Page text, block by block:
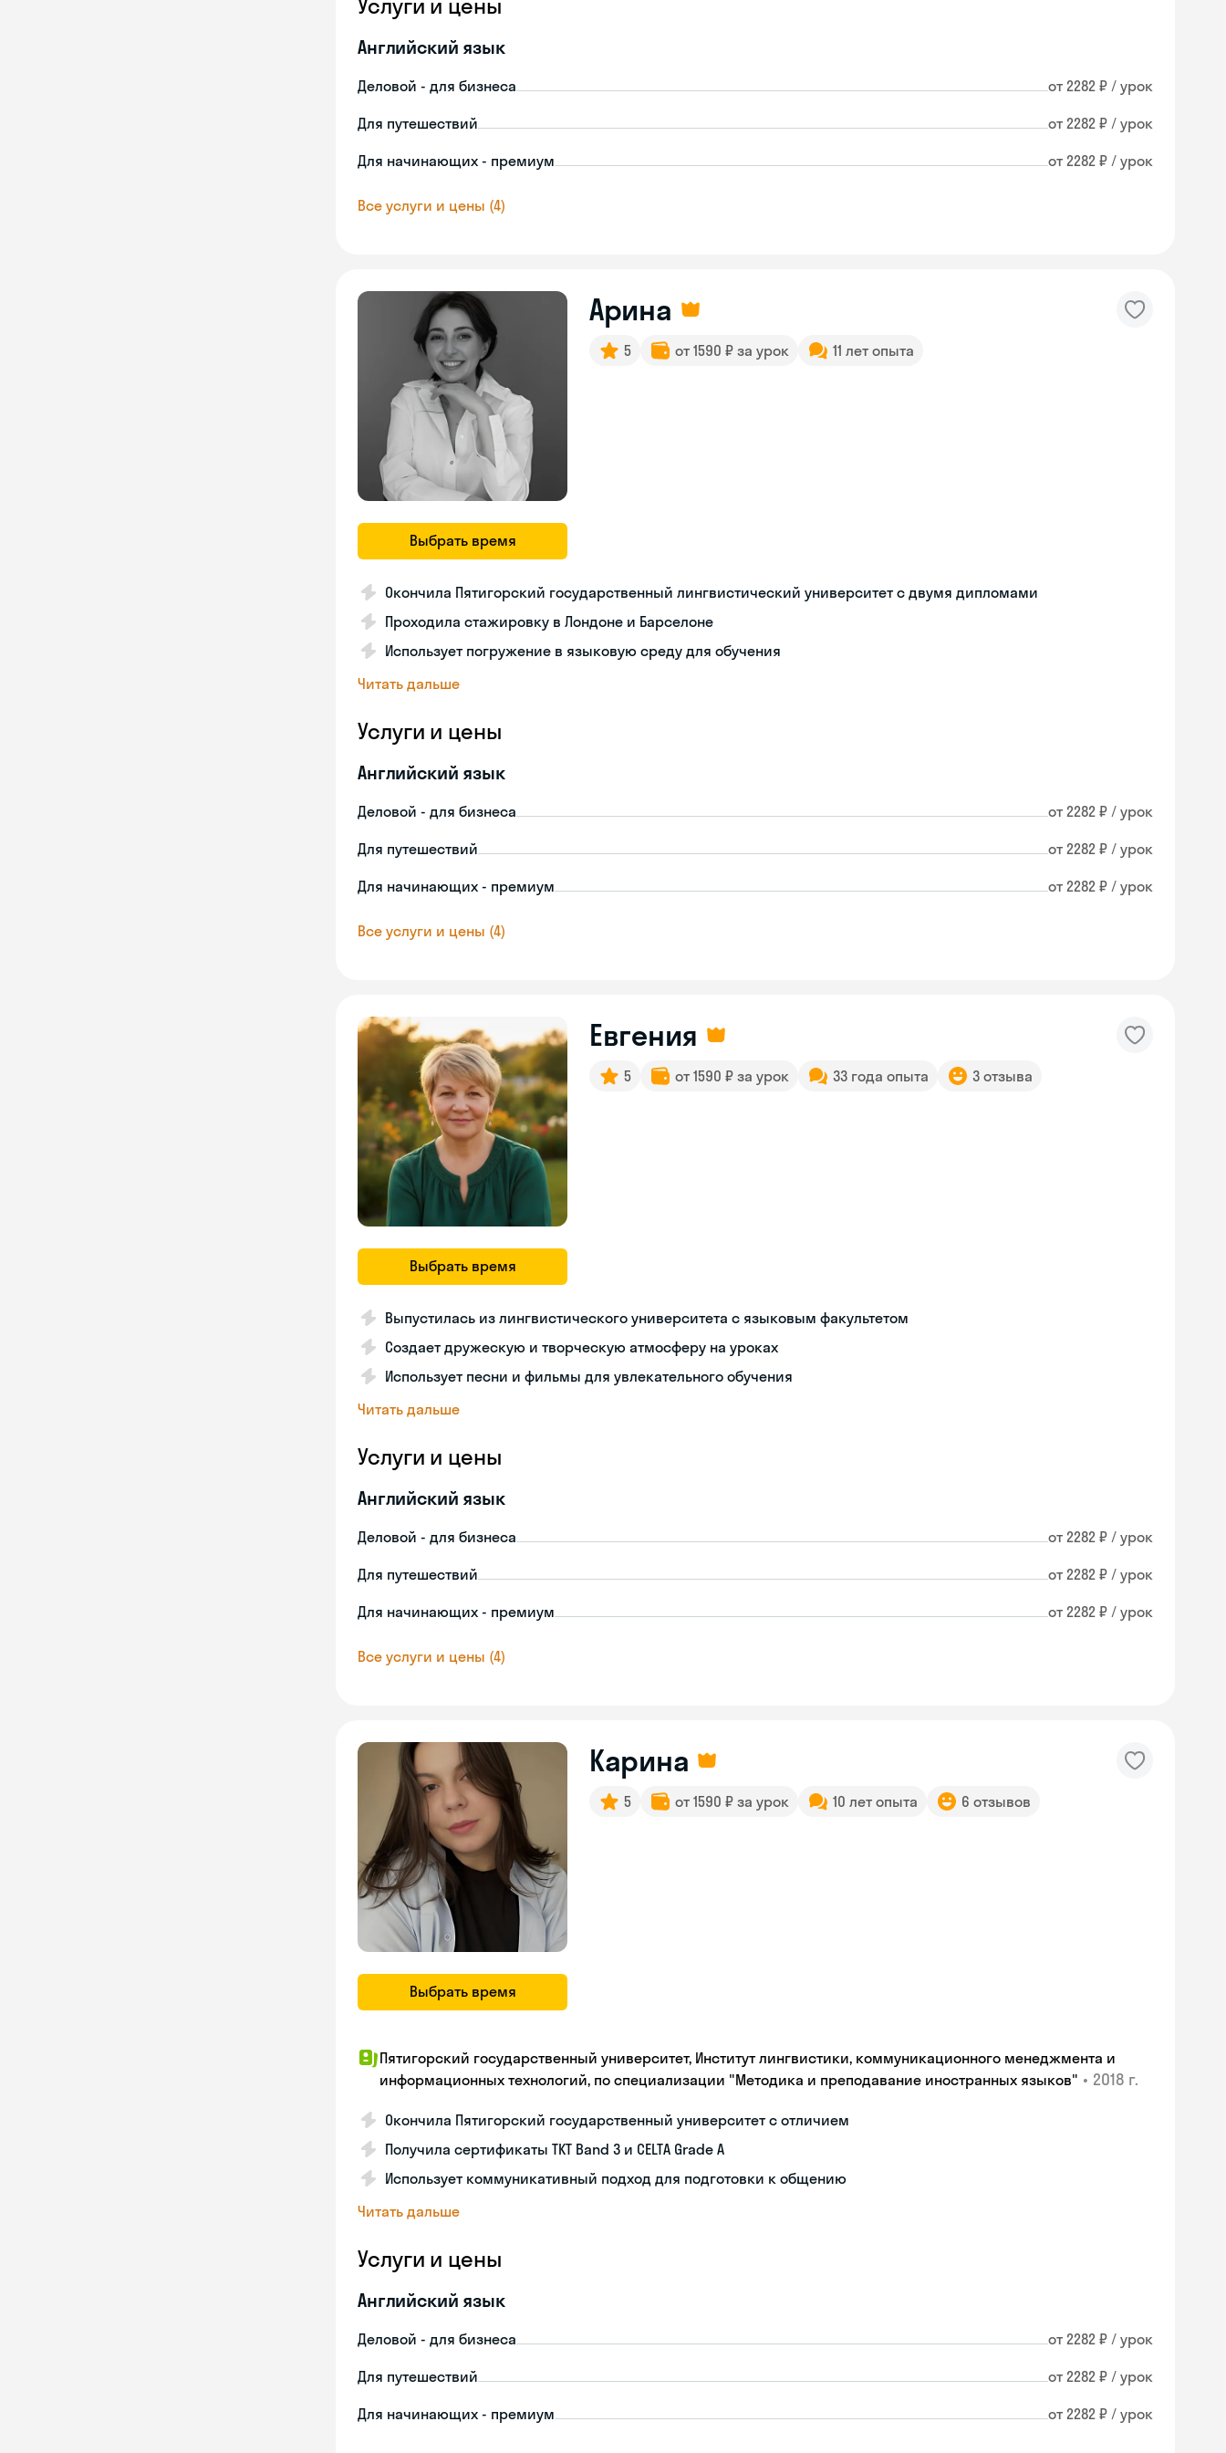
Услуги и цены
Английский язык
Деловой - для бизнеса от 2282 ₽ / урок
Для путешествий от 2282 ₽ / урок
Для начинающих - премиум от 2282 ₽ / урок
Все услуги и цены (4)
Выбрать время
Арина
5 от 1590 ₽ за урок 11 лет опыта
Окончила Пятигорский государственный лингвистический университет с двумя дипломами
Проходила стажировку в Лондоне и Барселоне
Использует погружение в языковую среду для обучения
Читать дальше
Услуги и цены
Английский язык
Деловой - для бизнеса от 2282 ₽ / урок
Для путешествий от 2282 ₽ / урок
Для начинающих - премиум от 2282 ₽ / урок
Все услуги и цены (4)
Выбрать время
Евгения
5 от 1590 ₽ за урок 33 года опыта 3 отзыва
Выпустилась из лингвистического университета с языковым факультетом
Создает дружескую и творческую атмосферу на уроках
Использует песни и фильмы для увлекательного обучения
Читать дальше
Услуги и цены
Английский язык
Деловой - для бизнеса от 2282 ₽ / урок
Для путешествий от 2282 ₽ / урок
Для начинающих - премиум от 2282 ₽ / урок
Все услуги и цены (4)
Выбрать время
Карина
5 от 1590 ₽ за урок 10 лет опыта 6 отзывов
Пятигорский государственный университет, Институт лингвистики, коммуникационного менеджмента и
информационных технологий, по специализации "Методика и преподавание иностранных языков" • 2018 г.
Окончила Пятигорский государственный университет с отличием
Получила сертификаты TKT Band 3 и CELTA Grade A
Использует коммуникативный подход для подготовки к общению
Читать дальше
Услуги и цены
Английский язык
Деловой - для бизнеса от 2282 ₽ / урок
Для путешествий от 2282 ₽ / урок
Для начинающих - премиум от 2282 ₽ / урок